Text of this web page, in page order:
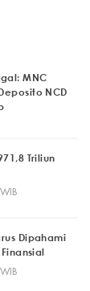
MNC
NCD
Triliun
Dipahami